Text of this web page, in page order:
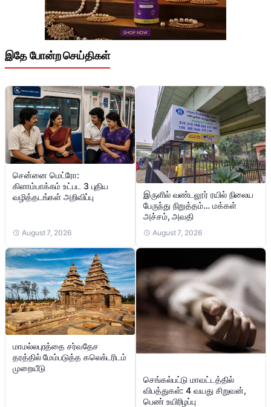
இதே போன்ற செய்திகள்
சென்னை மெட்ரோ:
கிளாம்பாக்கம் உட்பட 3 புதிய
வழித்தடங்கள் அறிவிப்பு
August 7, 2026
இருளில் வண்டலூர் ரயில் நிலைய
பேருந்து நிறுத்தம்… மக்கள்
அச்சம், அவதி
August 7, 2026
மாமல்லபுரத்தை சர்வதேச
தரத்தில் மேம்படுத்த கலெக்டரிடம்
முறையீடு
செங்கல்பட்டு மாவட்டத்தில்
விபத்துகள்: 4 வயது சிறுவன்,
பெண் உயிரிழப்பு